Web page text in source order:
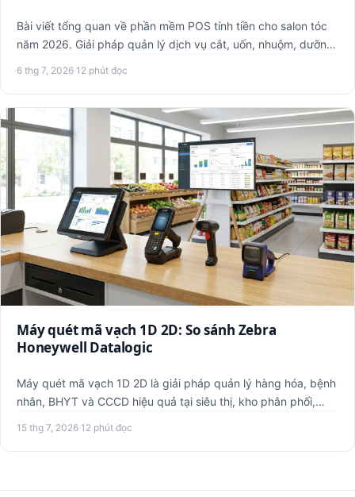
Bài viết tổng quan về phần mềm POS tính tiền cho salon tóc
năm 2026. Giải pháp quản lý dịch vụ cắt, uốn, nhuộm, dưỡng
6 thg 7, 2026·12 phút đọc
Máy quét mã vạch 1D 2D: So sánh Zebra
Honeywell Datalogic
Máy quét mã vạch 1D 2D là giải pháp quản lý hàng hóa, bệnh
nhân, BHYT và CCCD hiệu quả tại siêu thị, kho phân phối,
15 thg 7, 2026·12 phút đọc